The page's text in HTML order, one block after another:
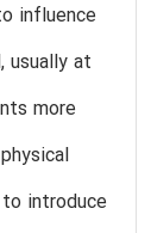
influence
usually at
more
introduce